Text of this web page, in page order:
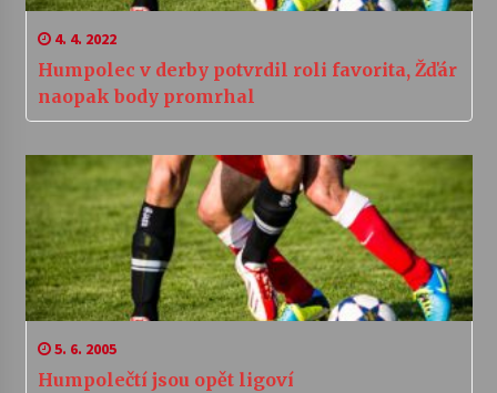
4. 4. 2022
Humpolec v derby potvrdil roli favorita, Žďár
naopak body promrhal
5. 6. 2005
Humpolečtí jsou opět ligoví